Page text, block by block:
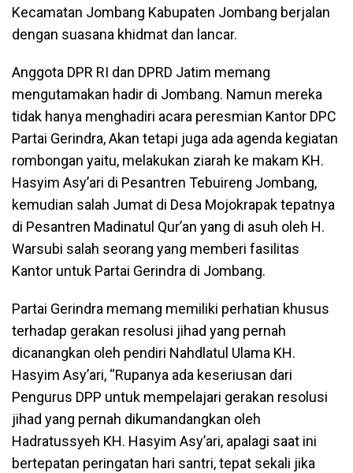
Kecamatan Jombang Kabupaten Jombang berjalan
dengan suasana khidmat dan lancar.
Anggota DPR RI dan DPRD Jatim memang
mengutamakan hadir di Jombang. Namun mereka
tidak hanya menghadiri acara peresmian Kantor DPC
Partai Gerindra, Akan tetapi juga ada agenda kegiatan
rombongan yaitu, melakukan ziarah ke makam KH.
Hasyim Asy’ari di Pesantren Tebuireng Jombang,
kemudian salah Jumat di Desa Mojokrapak tepatnya
di Pesantren Madinatul Qur’an yang di asuh oleh H.
Warsubi salah seorang yang memberi fasilitas
Kantor untuk Partai Gerindra di Jombang.
Partai Gerindra memang memiliki perhatian khusus
terhadap gerakan resolusi jihad yang pernah
dicanangkan oleh pendiri Nahdlatul Ulama KH.
Hasyim Asy’ari, “Rupanya ada keseriusan dari
Pengurus DPP untuk mempelajari gerakan resolusi
jihad yang pernah dikumandangkan oleh
Hadratussyeh KH. Hasyim Asy’ari, apalagi saat ini
bertepatan peringatan hari santri, tepat sekali jika